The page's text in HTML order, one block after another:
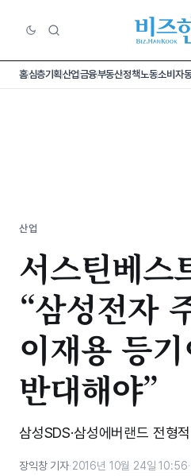
홈심층기획산업금융부동산정책노동소비 자
산업
서스틴베스
“삼성전자
이재용 등
반대해야”
삼성SDS·삼성에버랜드 전형
장익창 기자·2016년 10월 24일 10:56·